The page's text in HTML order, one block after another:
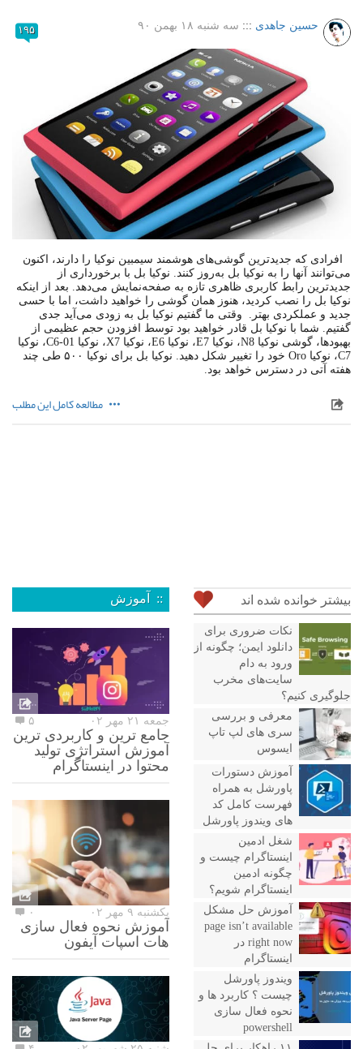
حسین جاهدی ::: سه شنبه ۱۸ بهمن ۹۰ ۱۹۵
افرادی که جدیدترین گوشی‌های هوشمند سیمبین نوکیا را دارند، اکنون
می‌توانند آنها را به نوکیا بل به‌روز کنند. نوکیا بل با برخورداری از
جدیدترین رابط کاربری ظاهری تازه به صفحه‌نمایش می‌دهد. بعد از اینکه
نوکیا بل را نصب کردید، هنوز همان گوشی را خواهید داشت، اما با حسی
جدید و عملکردی بهتر. وقتی ما گفتیم نوکیا بل به زودی می‌آید جدی
گفتیم. شما با نوکیا بل قادر خواهید بود توسط افزودن حجم عظیمی از
بهبودها، گوشی نوکیا N8، نوکیا E7، نوکیا E6، نوکیا X7، نوکیا C6-01، نوکیا
C7، نوکیا Oro خود را تغییر شکل دهید. نوکیا بل برای نوکیا ۵۰۰ طی چند
هفته‌ آتی در دسترس خواهد بود.
مطالعه کامل این مطلب
بیشتر خوانده شده اند
نکات ضروری برای
دانلود ایمن؛ چگونه از
ورود به دام
سایت‌های مخرب
جلوگیری کنیم؟
معرفی و بررسی
سری های لپ تاپ
ایسوس
آموزش دستورات
پاورشل به همراه
فهرست کامل کد
های ویندوز پاورشل
شغل ادمین
اینستاگرام چیست و
چگونه ادمین
اینستاگرام شویم؟
آموزش حل مشکل
page isn’t available
right now در
اینستاگرام
ویندوز پاورشل
چیست ؟ کاربرد ها و
نحوه فعال سازی
powershell
:: آموزش
جمعه ۲۱ مهر ۰۲ ۵
جامع ترین و کاربردی ترین
آموزش استراتژی تولید
محتوا در اینستاگرام
یکشنبه ۹ مهر ۰۲ ۰
آموزش نحوه فعال سازی
هات اسپات آیفون